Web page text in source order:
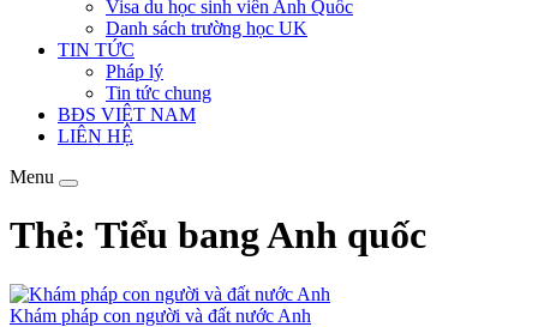
Visa du học sinh viên Anh Quốc
Danh sách trường học UK
TIN TỨC
Pháp lý
Tin tức chung
BĐS VIỆT NAM
LIÊN HỆ
Menu
Thẻ: Tiểu bang Anh quốc
Khám pháp con người và đất nước Anh